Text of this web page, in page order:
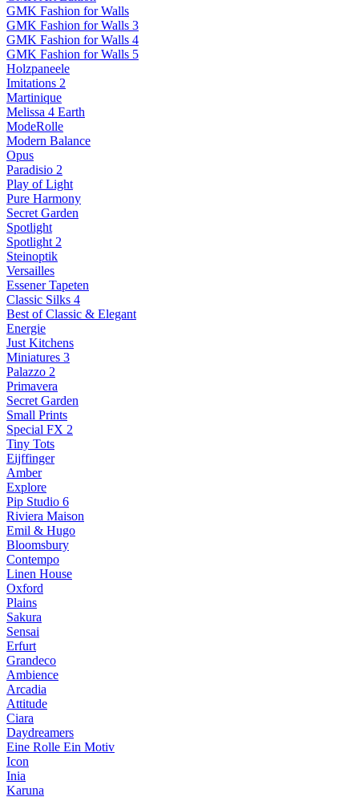
GMK Fashion for Walls
GMK Fashion for Walls 3
GMK Fashion for Walls 4
GMK Fashion for Walls 5
Holzpaneele
Imitations 2
Martinique
Melissa 4 Earth
ModeRolle
Modern Balance
Opus
Paradisio 2
Play of Light
Pure Harmony
Secret Garden
Spotlight
Spotlight 2
Steinoptik
Versailles
Essener Tapeten
Classic Silks 4
Best of Classic & Elegant
Energie
Just Kitchens
Miniatures 3
Palazzo 2
Primavera
Secret Garden
Small Prints
Special FX 2
Tiny Tots
Eijffinger
Amber
Explore
Pip Studio 6
Riviera Maison
Emil & Hugo
Bloomsbury
Contempo
Linen House
Oxford
Plains
Sakura
Sensai
Erfurt
Grandeco
Ambience
Arcadia
Attitude
Ciara
Daydreamers
Eine Rolle Ein Motiv
Icon
Inia
Karuna